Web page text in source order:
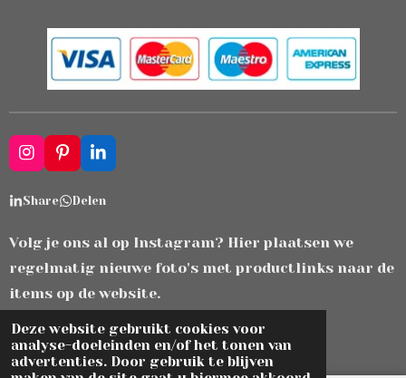
Deze website gebruikt cookies voor
analyse-doeleinden en/of het tonen van
advertenties. Door gebruik te blijven
I
n
s
t
g
a
m
P
i
n
t
r
s
t
L
i
k
d
n
Share Delen
Volg je ons al op Instagram? Hier plaatsen we
regelmatig nieuwe foto's met productlinks naar de
items op de website.
Powered byJouwWeb